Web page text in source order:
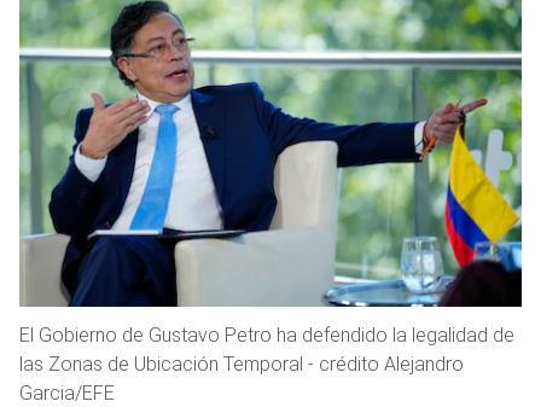
El Gobierno de Gustavo Petro ha defendido la legalidad de
las Zonas de Ubicación Temporal - crédito Alejandro
Garcia/EFE